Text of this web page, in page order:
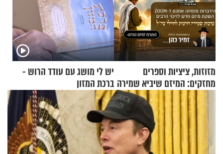
מזוזות, ציציות וספרים
מחזקים: המיזם שיביא שמירה
רוחנית לאלפי חיילי צה"ל
יש לי מושג עם עודד הרוש -
ברכת המזון